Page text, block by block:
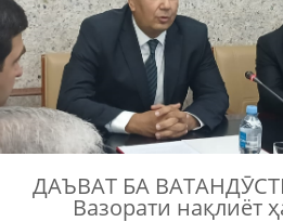
ДАЪВАТ БА
Вазорати нақлиёт